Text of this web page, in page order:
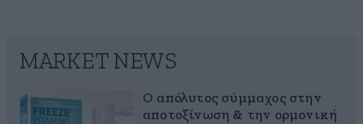
MARKET NEWS
Ο απόλυτος σύμμαχος στην
αποτοξίνωση & την ορμονική